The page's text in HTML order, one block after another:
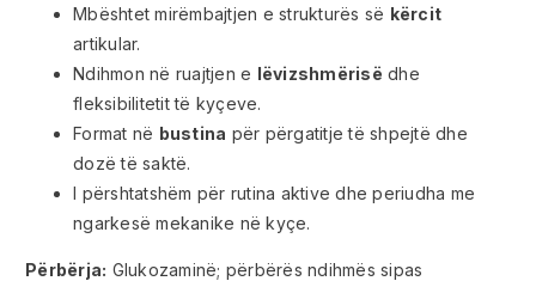
Mbështet mirëmbajtjen e strukturës së kërcit
artikular.
Ndihmon në ruajtjen e lëvizshmërisë dhe
fleksibilitetit të kyçeve.
Format në bustina për përgatitje të shpejtë dhe
dozë të saktë.
I përshtatshëm për rutina aktive dhe periudha me
ngarkesë mekanike në kyçe.
Përbërja: Glukozaminë; përbërës ndihmës sipas